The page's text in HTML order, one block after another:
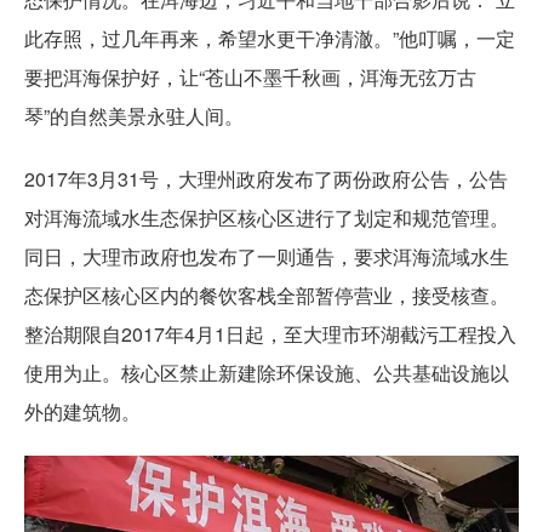
此存照，过几年再来，希望水更干净清澈。”他叮嘱，一定
要把洱海保护好，让“苍山不墨千秋画，洱海无弦万古
琴”的自然美景永驻人间。
2017年3月31号，大理州政府发布了两份政府公告，公告
对洱海流域水生态保护区核心区进行了划定和规范管理。
同日，大理市政府也发布了一则通告，要求洱海流域水生
态保护区核心区内的餐饮客栈全部暂停营业，接受核查。
整治期限自2017年4月1日起，至大理市环湖截污工程投入
使用为止。核心区禁止新建除环保设施、公共基础设施以
外的建筑物。